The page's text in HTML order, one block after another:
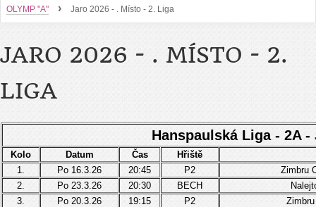
OLYMP "A"
› Jaro 2026 - . Místo - 2. Liga
JARO 2026 - . MÍSTO - 2.
LIGA
Hanspaulská Liga - 2A -
Kolo Datum Čas
Hřiště
1.
Po 16.3.26 20:45 P2
Zimbru
2.
Po 23.3.26 20:30 BECH
3.
Po 20.3.26 19:15 P2